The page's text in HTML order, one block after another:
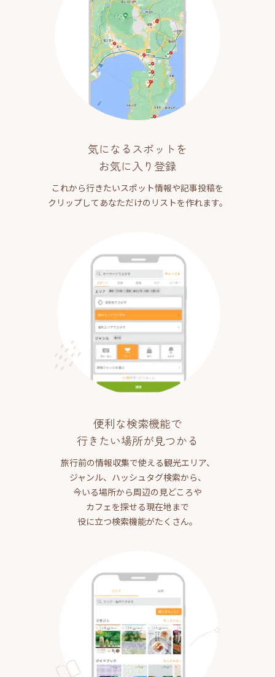
気になるスポットを
お気に入り登録
これから行きたいスポット情報や記事投稿を
クリップしてあなただけのリストを作れます。
便利な検索機能で
行きたい場所が見つかる
旅行前の情報収集で使える観光エリア、
ジャンル、ハッシュタグ検索から、
今いる場所から周辺の見どころや
カフェを探せる現在地まで
役に立つ検索機能がたくさん。